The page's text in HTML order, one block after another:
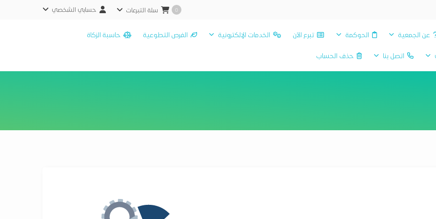
0 سلة التبرعات حسابي الشخصي
عن الجمعية الحوكمة تبرع الآن الخدمات الإلكترونية الفرص التطوعية حاسبة الزكاة
اتصل بنا حذف الحساب